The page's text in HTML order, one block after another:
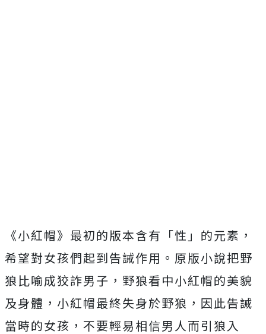
《小紅帽》最初的版本含有「性」的元素，
希望對女孩們起到告誡作用。原版小說把野
狼比喻成狡詐男子，野狼看中小紅帽的美貌
及身體，小紅帽最終失身於野狼，因此告誡
當時的女孩，不要輕易相信男人而引狼入